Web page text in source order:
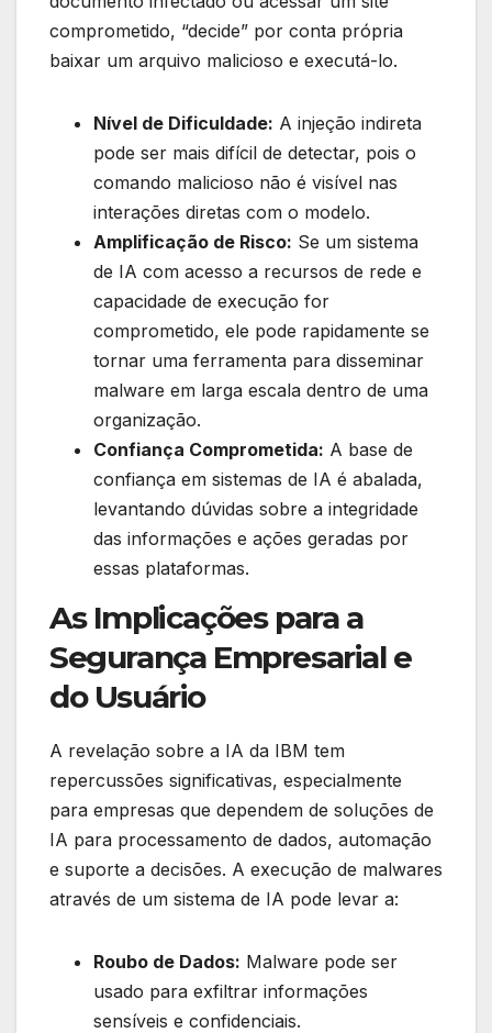
comprometido, “decide” por conta própria
baixar um arquivo malicioso e executá-lo.
Nível de Dificuldade: A injeção indireta
pode ser mais difícil de detectar, pois o
comando malicioso não é visível nas
interações diretas com o modelo.
Amplificação de Risco: Se um sistema
de IA com acesso a recursos de rede e
capacidade de execução for
comprometido, ele pode rapidamente se
tornar uma ferramenta para disseminar
malware em larga escala dentro de uma
organização.
Confiança Comprometida: A base de
confiança em sistemas de IA é abalada,
levantando dúvidas sobre a integridade
das informações e ações geradas por
essas plataformas.
As Implicações para a
Segurança Empresarial e
do Usuário
A revelação sobre a IA da IBM tem
repercussões significativas, especialmente
para empresas que dependem de soluções de
IA para processamento de dados, automação
e suporte a decisões. A execução de malwares
através de um sistema de IA pode levar a:
Roubo de Dados: Malware pode ser
usado para exfiltrar informações
sensíveis e confidenciais.